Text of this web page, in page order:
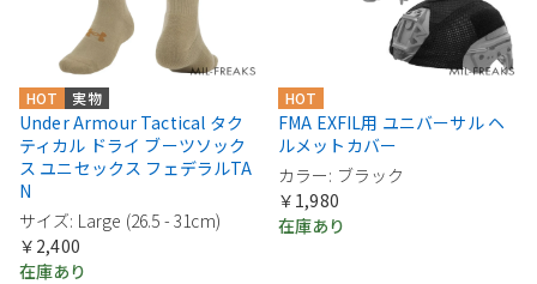
実物
HOT
Under Armour Tactical タク
ティカル ドライ ブーツソック
ス ユニセックス フェデラルTA
N
サイズ: Large (26.5 - 31cm)
￥2,400
在庫あり
HOT
FMA EXFIL用 ユニバーサル ヘ
ルメットカバー
カラー: ブラック
￥1,980
在庫あり